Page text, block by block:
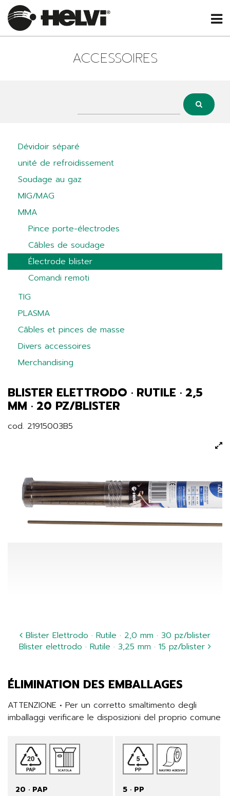
ACCESSOIRES
Dévidoir séparé
unité de refroidissement
Soudage au gaz
MIG/MAG
MMA
Pince porte-électrodes
Câbles de soudage
Électrode blister
Comandi remoti
TIG
PLASMA
Câbles et pinces de masse
Divers accessoires
Merchandising
BLISTER ELETTRODO · RUTILE · 2,5
MM · 20 PZ/BLISTER
cod. 21915003B5
Blister Elettrodo · Rutile · 2,0 mm · 30 pz/blister
Blister elettrodo · Rutile · 3,25 mm · 15 pz/blister
ÉLIMINATION DES EMBALLAGES
ATTENZIONE • Per un corretto smaltimento degli
imballaggi verificare le disposizioni del proprio comune
20 · PAP
5 · PP